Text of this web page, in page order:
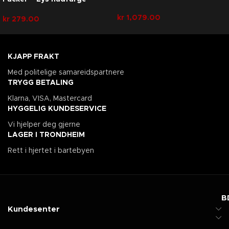
kr 279.00 kr 1,079.00
KJAPP FRAKT
Med politelige samareidspartnere
TRYGG BETALING
Klarna, VISA, Mastercard
HYGGELIG KUNDESERVICE
Vi hjelper deg gjerne
LAGER I TRONDHEIM
Rett i hjertet i bartebyen
Kundesenter